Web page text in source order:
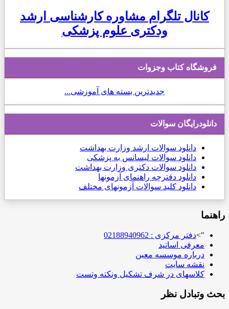
کانال تلگرام مشاوره کارشناسی ارشد
ودکتری علوم پزشکی
فروشگاه کتاب وجزوات
جدیدترین بسته های آموزشی...
دانلودرایگان سوالات
دانلود سوالات ارشد وزارت بهداشت
دانلود سوالات لیسانس به پزشکی
دانلود سوالات دکتری وزارت بهداشت
دانلود دفترچه راهنمای آزمونها
دانلود کلید سوالات آزمونهای مختلف
راهنما
">دفتر مرکزی : 02188940962
معرفی اساتید
درباره موسسه معین
نقشه سایت
کلاسهای در شرف تشکیل ونکته وتست
بحث وتبادل نظر